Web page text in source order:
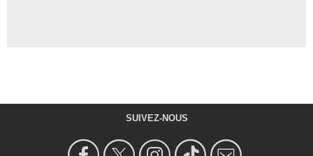
SUIVEZ-NOUS